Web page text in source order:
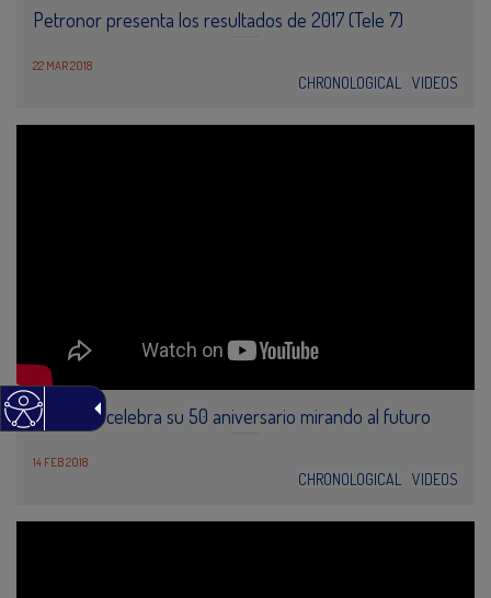
Petronor presenta los resultados de 2017 (Tele 7)
22 MAR 2018
CHRONOLOGICAL VIDEOS
Petronor celebra su 50 aniversario mirando al futuro
14 FEB 2018
CHRONOLOGICAL VIDEOS